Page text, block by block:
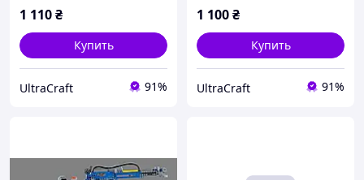
1 110₴
Купить
UltraCraft 91%
1 100₴
Купить
UltraCraft 91%